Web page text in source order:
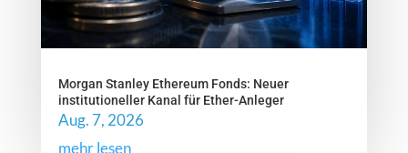
Morgan Stanley Ethereum Fonds: Neuer
institutioneller Kanal für Ether-Anleger
Aug. 7, 2026
mehr lesen